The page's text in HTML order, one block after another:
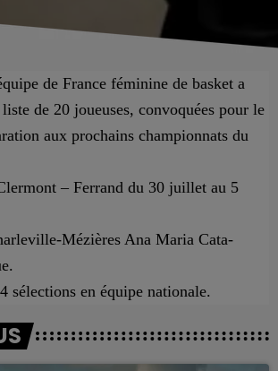
de France féminine de basket a
de 20 joueuses, convoquées pour le
aux prochains championnats du
– Ferrand du 30 juillet au 5
Mézières Ana Maria Cata-
sélections en équipe nationale.